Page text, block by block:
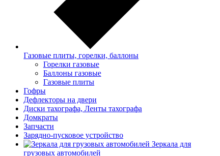
Газовые плиты, горелки, баллоны
Горелки газовые
Баллоны газовые
Газовые плиты
Гофры
Дефлекторы на двери
Диски тахографа, Ленты тахографа
Домкраты
Запчасти
Зарядно-пусковое устройство
Зеркала для
грузовых автомобилей